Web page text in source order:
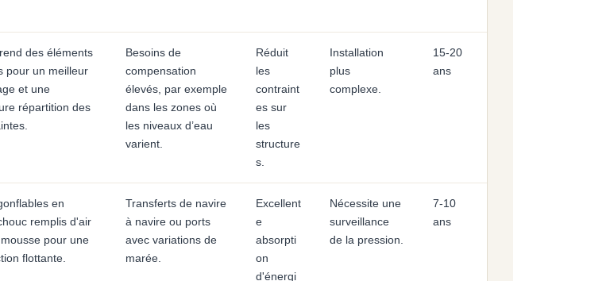
des éléments
pour un meilleur
et une
répartition des
Besoins de
compensation
élevés, par exemple
dans les zones où
les niveaux d’eau
varient.
Réduit
les
contraint
es sur
les
structure
s.
Installation
plus
complexe.
15-20
ans
en
remplis d'air
pour une
flottante.
Transferts de navire
à navire ou ports
avec variations de
marée.
Excellent
e
absorpti
on
d'énergi
Nécessite une
surveillance
de la pression.
7-10
ans